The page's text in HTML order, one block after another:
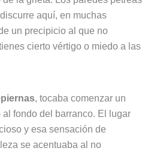
aquí, en muchas
un precipicio al que no
cierto vértigo o miedo a las
, tocaba comenzar un
fondo del barranco. El lugar
y esa sensación de
se acentuaba al no